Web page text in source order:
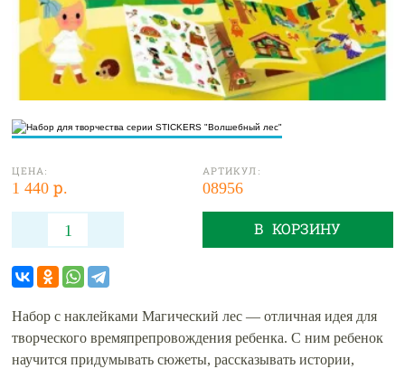
ЦЕНА:
1 440 р.
АРТИКУЛ:
08956
В КОРЗИНУ
Набор с наклейками Магический лес — отличная идея для
творческого времяпрепровождения ребенка. С ним ребенок
научится придумывать сюжеты, рассказывать истории,